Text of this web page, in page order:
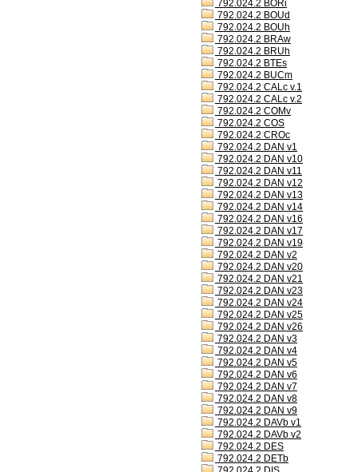
792.024.2 BORi
792.024.2 BOUd
792.024.2 BOUh
792.024.2 BRAw
792.024.2 BRUh
792.024.2 BTEs
792.024.2 BUCm
792.024.2 CALc v.1
792.024.2 CALc v.2
792.024.2 COMv
792.024.2 COS
792.024.2 CROc
792.024.2 DAN v1
792.024.2 DAN v10
792.024.2 DAN v11
792.024.2 DAN v12
792.024.2 DAN v13
792.024.2 DAN v14
792.024.2 DAN v16
792.024.2 DAN v17
792.024.2 DAN v19
792.024.2 DAN v2
792.024.2 DAN v20
792.024.2 DAN v21
792.024.2 DAN v23
792.024.2 DAN v24
792.024.2 DAN v25
792.024.2 DAN v26
792.024.2 DAN v3
792.024.2 DAN v4
792.024.2 DAN v5
792.024.2 DAN v6
792.024.2 DAN v7
792.024.2 DAN v8
792.024.2 DAN v9
792.024.2 DAVb v1
792.024.2 DAVb v2
792.024.2 DES
792.024.2 DETb